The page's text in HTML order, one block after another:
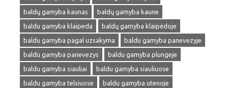
baldų gamyba kaunas
baldų gamyba kaune
baldu gamyba klaipeda
baldų gamyba klaipėdoje
baldu gamyba pagal uzsakyma
baldu gamyba panevezyje
baldu gamyba panevezys
baldu gamyba plungeje
baldu gamyba siauliai
baldu gamyba siauliuose
baldu gamyba telsiuose
baldu gamyba utenoje